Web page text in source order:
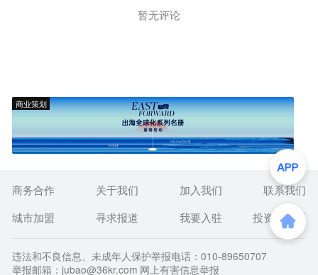
暂无评论
商业策划
商务合作 关于我们 加入我们
联系我们
城市加盟
寻求报道 我要入驻 投资者关系
违法和不良信息、未成年人保护举报电话：010-89650707
举报邮箱：jubao@36kr.com 网上有害信息举报